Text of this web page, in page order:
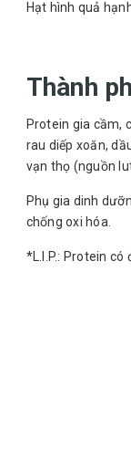
Hạt hình quả
Thành
Protein gia cầm,
rau diếp xoăn,
vạn thọ (nguồn
Phụ gia dinh
chống oxi hóa.
*L.I.P.: Protein có